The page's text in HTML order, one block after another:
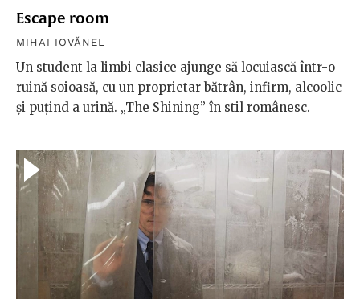
Escape room
MIHAI IOVĂNEL
Un student la limbi clasice ajunge să locuiască într-o
ruină soioasă, cu un proprietar bătrân, infirm, alcoolic
și puțind a urină. „The Shining” în stil românesc.